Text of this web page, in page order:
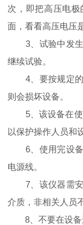
次，即把高压电
面，看看高压电压
3、试验中发生
继续试验。
4、要按规定的
则会损坏设备。
5、该设备在使
以保护操作人员和
6、使用完设备
电源线。
7、该仪器需安
介质，非相关人员
8、不要在设备